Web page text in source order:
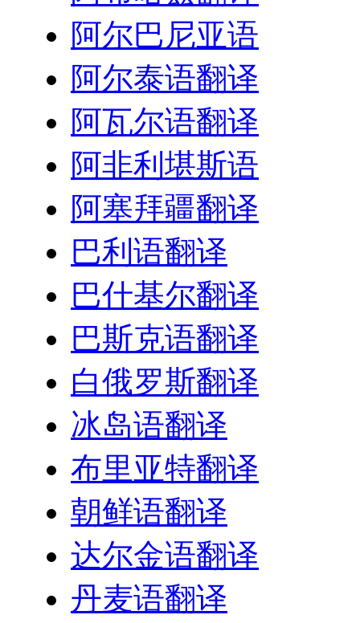
阿尔巴尼亚语
阿尔泰语翻译
阿瓦尔语翻译
阿非利堪斯语
阿塞拜疆翻译
巴利语翻译
巴什基尔翻译
巴斯克语翻译
白俄罗斯翻译
冰岛语翻译
布里亚特翻译
朝鲜语翻译
达尔金语翻译
丹麦语翻译